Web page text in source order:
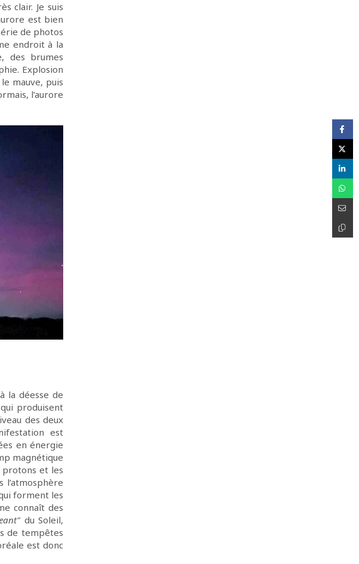
clair. Je suis
est bien
de photos
endroit à la
des brumes
Explosion
mauve, puis
l’aurore
la déesse de
produisent
des deux
est
en énergie
magnétique
et les
forment les
connaît des
du Soleil,
de tempêtes
est donc